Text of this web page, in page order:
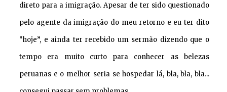
direto para a imigração. Apesar de ter sido questionado
pelo agente da imigração do meu retorno e eu ter dito
“hoje”, e ainda ter recebido um sermão dizendo que o
tempo era muito curto para conhecer as belezas
peruanas e o melhor seria se hospedar lá, bla, bla, bla...